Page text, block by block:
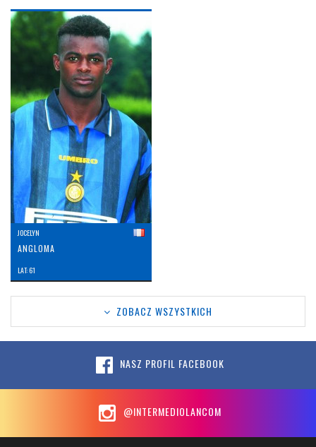
JOCELYN
ANGLOMA
LAT: 61
ZOBACZ WSZYSTKICH
NASZ PROFIL FACEBOOK
@INTERMEDIOLANCOM